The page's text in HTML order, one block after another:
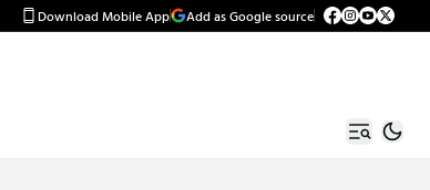
Download Mobile App Add as Google source